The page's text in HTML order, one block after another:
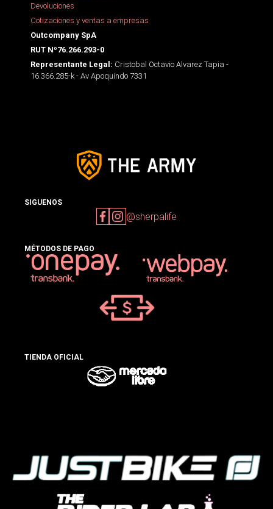
Devoluciones
Cotizaciones y ventas a empresas
Outcompany SpA
RUT Nº76.266.293-0
Representante Legal: Cristobal Octavio Alvarez Tapia -
16.366.285-k - Av Apoquindo 7331
SIGUENOS
@sherpalife
MÉTODOS DE PAGO
TIENDA OFICIAL